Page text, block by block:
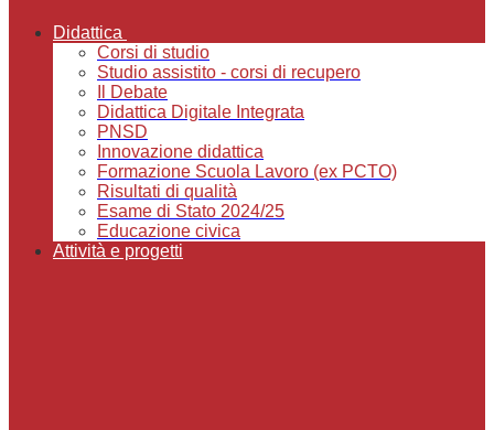
Didattica
Corsi di studio
Studio assistito - corsi di recupero
Il Debate
Didattica Digitale Integrata
PNSD
Innovazione didattica
Formazione Scuola Lavoro (ex PCTO)
Risultati di qualità
Esame di Stato 2024/25
Educazione civica
Attività e progetti